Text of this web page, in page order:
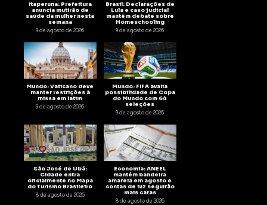
Itaperuna: Prefeitura
anuncia mutirão de
saúde da mulher nesta
semana
9 de agosto de 2026
Brasil: Declarações de
Lula e caso judicial
mantêm debate sobre
Homeschooling
9 de agosto de 2026
Mundo: Vaticano deve
manter restrições à
missa em latim
9 de agosto de 2026
Mundo: FIFA avalia
possibilidade de Copa
do Mundo com 64
seleções
9 de agosto de 2026
São José de Ubá:
Cidade entra
oficialmente no Mapa
do Turismo Brasileiro
8 de agosto de 2026
Economia: ANEEL
mantém bandeira
amarela em agosto e
contas de luz seguirão
mais caras
8 de agosto de 2026